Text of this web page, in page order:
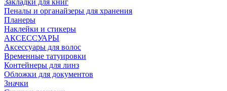
Закладки для книг
Пеналы и органайзеры для хранения
Планеры
Наклейки и стикеры
АКСЕССУАРЫ
Аксессуары для волос
Временные татуировки
Контейнеры для линз
Обложки для документов
Значки